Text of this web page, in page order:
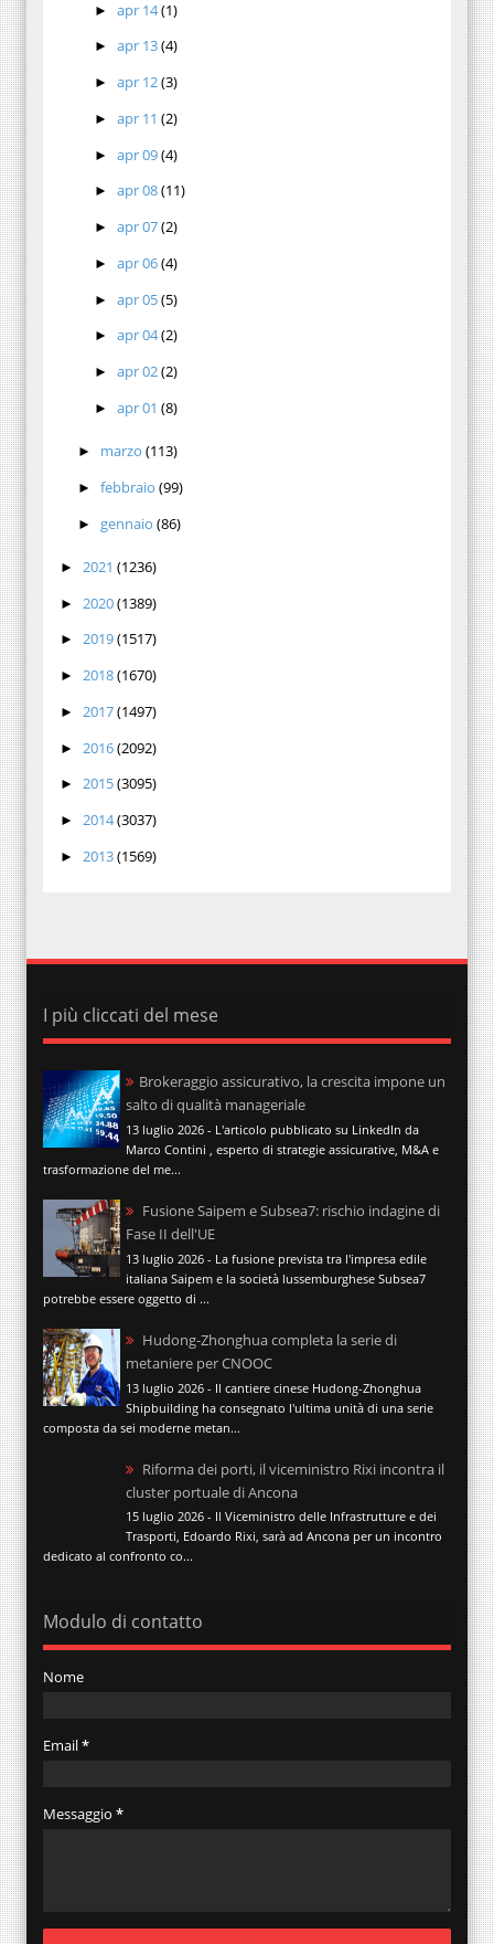
►apr 14(1)
►apr 13(4)
►apr 12(3)
►apr 11(2)
►apr 09(4)
►apr 08(11)
►apr 07(2)
►apr 06(4)
►apr 05(5)
►apr 04(2)
►apr 02(2)
►apr 01(8)
► marzo (113)
► febbraio (99)
► gennaio (86)
► 2021 (1236)
► 2020(1389)
► 2019(1517)
► 2018(1670)
► 2017(1497)
► 2016(2092)
► 2015(3095)
► 2014(3037)
► 2013(1569)
I più cliccati del mese
Brokeraggio assicurativo, la crescita impone un
salto di qualità manageriale
13 luglio 2026 - L'articolo pubblicato su LinkedIn da
Marco Contini , esperto di strategie assicurative, M&A e
trasformazione del me...
Fusione Saipem e Subsea7: rischio indagine di
Fase II dell'UE
13 luglio 2026 - La fusione prevista tra l'impresa edile
italiana Saipem e la società lussemburghese Subsea7
potrebbe essere oggetto di ...
Hudong-Zhonghua completa la serie di
metaniere per CNOOC
13 luglio 2026 - Il cantiere cinese Hudong-Zhonghua
Shipbuilding ha consegnato l'ultima unità di una serie
composta da sei moderne metan...
Riforma dei porti, il viceministro Rixi incontra il
cluster portuale di Ancona
15 luglio 2026 - Il Viceministro delle Infrastrutture e dei
Trasporti, Edoardo Rixi, sarà ad Ancona per un incontro
dedicato al confronto co...
Modulo di contatto
Nome
Email*
Messaggio *